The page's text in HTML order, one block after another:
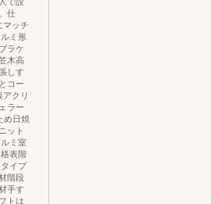
仕
マッチ
ミ形
ラケ
木高
しす
コー
クリ
ラー
め日焼
ット
ミ室
表階
イプ
階段
手す
トは